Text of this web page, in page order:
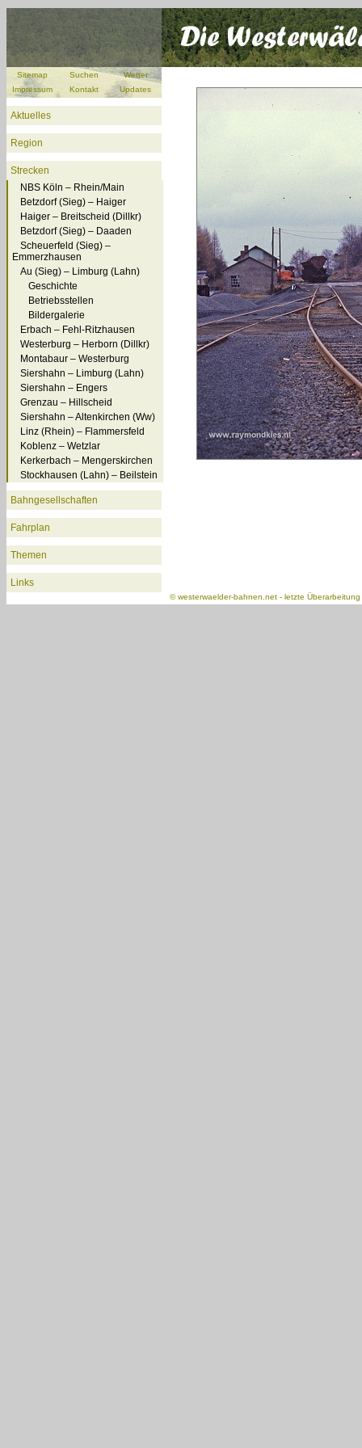
Sitemap Suchen
Wetter
Impressum
Kontakt Updates
Aktuelles
Region
Strecken
NBS Köln – Rhein/Main
Betzdorf (Sieg) – Haiger
Haiger – Breitscheid (Dillkr)
Betzdorf (Sieg) – Daaden
Scheuerfeld (Sieg) –
Emmerzhausen
Au (Sieg) – Limburg (Lahn)
Geschichte
Betriebsstellen
Bildergalerie
Erbach – Fehl-Ritzhausen
Westerburg – Herborn (Dillkr)
Montabaur – Westerburg
Siershahn – Limburg (Lahn)
Siershahn – Engers
Grenzau – Hillscheid
Siershahn – Altenkirchen (Ww)
Linz (Rhein) – Flammersfeld
Koblenz – Wetzlar
Kerkerbach – Mengerskirchen
Stockhausen (Lahn) – Beilstein
Bahngesellschaften
Fahrplan
Themen
Links
©westerwaelder-bahnen.net - letzte